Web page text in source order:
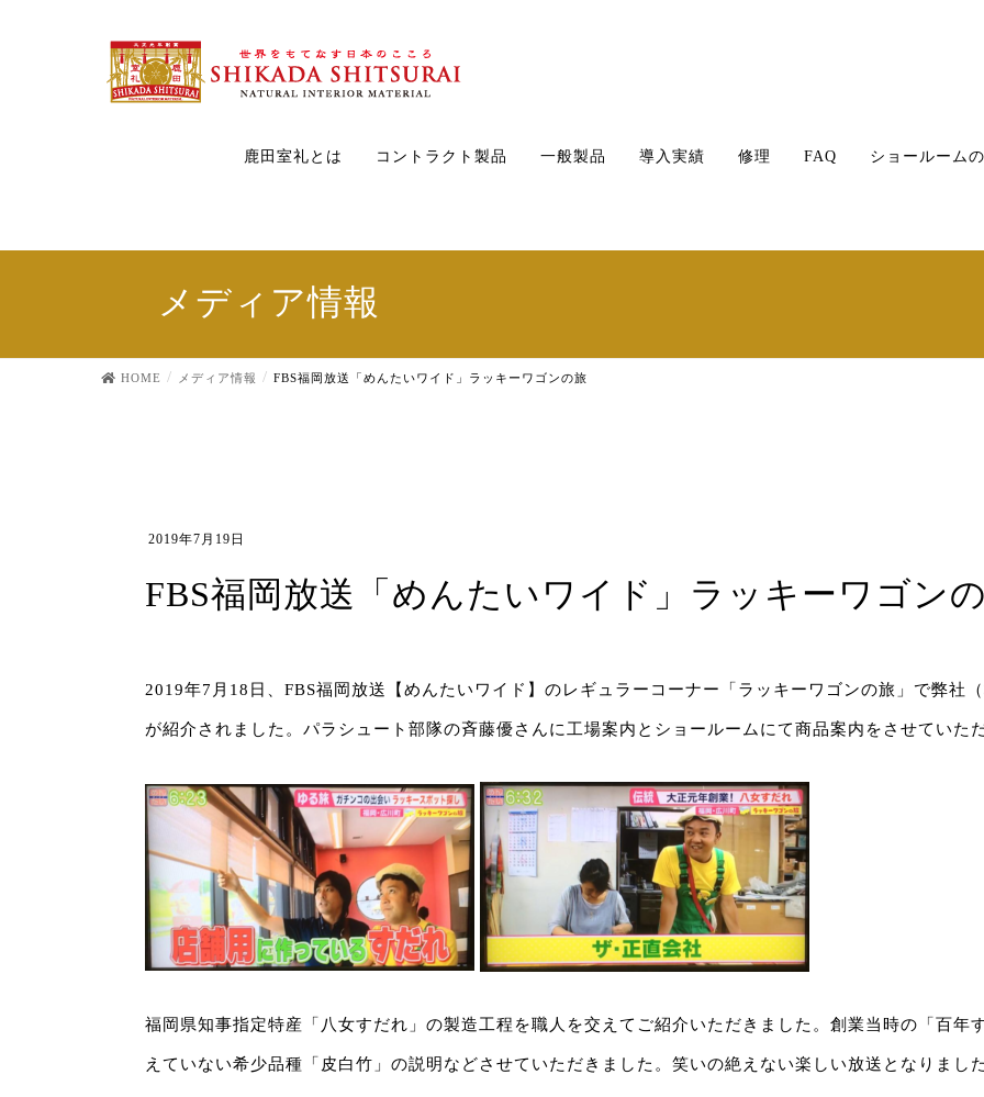
鹿田室礼とは コントラクト製品 一般製品 導入実績 修理 FAQ ショールーム
メディア情報
HOME メディア情報 FBS福岡放送「めんたいワイド」ラッキーワゴンの旅
2019年7月19日
FBS福岡放送「めんたいワイド」ラッキーワゴン
2019年7月18日、FBS福岡放送【めんたいワイド】のレギュラーコーナー「ラッキーワゴンの旅」で弊社
が紹介されました。パラシュート部隊の斉藤優さんに工場案内とショールームにて商品案内をさせていた
福岡県知事指定特産「八女すだれ」の製造工程を職人を交えてご紹介いただきました。創業当時の「百年
えていない希少品種「皮白竹」の説明などさせていただきました。笑いの絶えない楽しい放送となりました